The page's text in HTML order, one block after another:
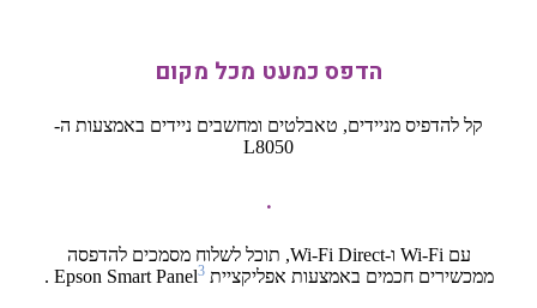
הדפס כמעט מכל מקום
קל להדפיס מניידים, טאבלטים ומחשבים ניידים באמצעות ה-
L8050
.
עם Wi-Fi ו-Wi-Fi Direct, תוכל לשלוח מסמכים להדפסה
ממכשירים חכמים באמצעות אפליקציית Epson Smart Panel3
.